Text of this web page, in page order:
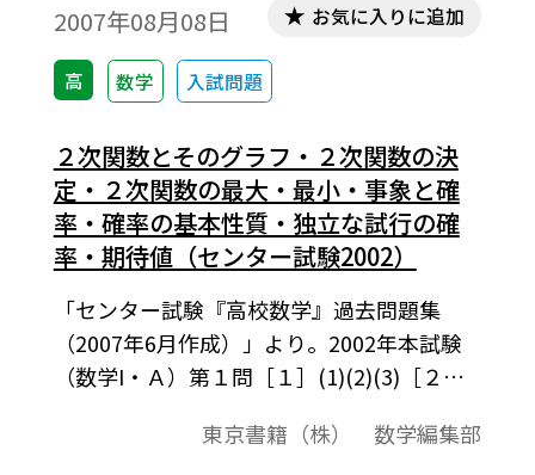
2007年08月08日
高 数学 入試問題
お気に入りに追加
２次関数とそのグラフ・２次関数の決
定・２次関数の最大・最小・事象と確
率・確率の基本性質・独立な試行の確
率・期待値（センター試験2002）
「センター試験『高校数学』過去問題集
（2007年6月作成）」より。2002年本試験
（数学I・Ａ）第１問［１］(1)(2)(3)［２］
「数学I」（2007－2012年度用）「数学A」
東京書籍（株） 数学編集部